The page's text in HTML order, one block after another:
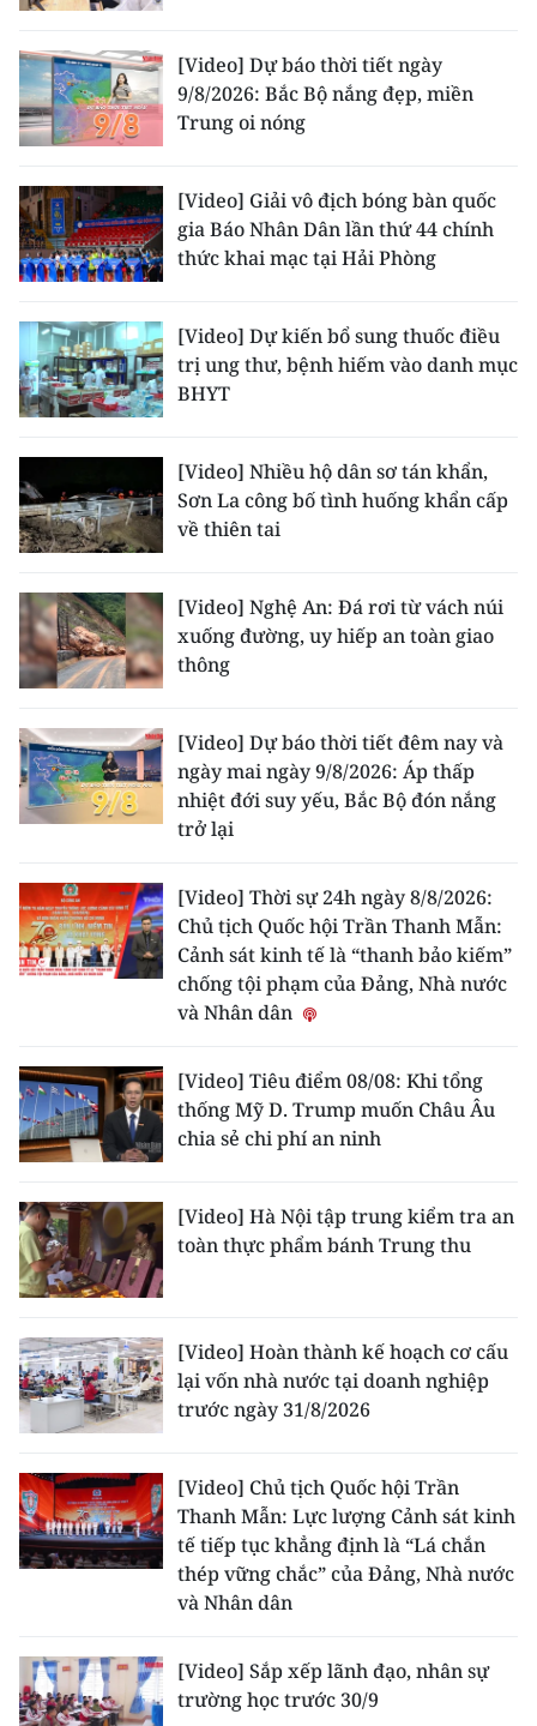
[Video] Dự báo thời tiết ngày
9/8/2026: Bắc Bộ nắng đẹp, miền
Trung oi nóng
[Video] Giải vô địch bóng bàn quốc
gia Báo Nhân Dân lần thứ 44 chính
thức khai mạc tại Hải Phòng
[Video] Dự kiến bổ sung thuốc điều
trị ung thư, bệnh hiếm vào danh mục
BHYT
[Video] Nhiều hộ dân sơ tán khẩn,
Sơn La công bố tình huống khẩn cấp
về thiên tai
[Video] Nghệ An: Đá rơi từ vách núi
xuống đường, uy hiếp an toàn giao
thông
[Video] Dự báo thời tiết đêm nay và
ngày mai ngày 9/8/2026: Áp thấp
nhiệt đới suy yếu, Bắc Bộ đón nắng
trở lại
[Video] Thời sự 24h ngày 8/8/2026:
Chủ tịch Quốc hội Trần Thanh Mẫn:
Cảnh sát kinh tế là “thanh bảo kiếm”
chống tội phạm của Đảng, Nhà nước
và Nhân dân
[Video] Tiêu điểm 08/08: Khi tổng
thống Mỹ D. Trump muốn Châu Âu
chia sẻ chi phí an ninh
[Video] Hà Nội tập trung kiểm tra an
toàn thực phẩm bánh Trung thu
[Video] Hoàn thành kế hoạch cơ cấu
lại vốn nhà nước tại doanh nghiệp
trước ngày 31/8/2026
[Video] Chủ tịch Quốc hội Trần
Thanh Mẫn: Lực lượng Cảnh sát kinh
tế tiếp tục khẳng định là “Lá chắn
thép vững chắc” của Đảng, Nhà nước
và Nhân dân
[Video] Sắp xếp lãnh đạo, nhân sự
trường học trước 30/9